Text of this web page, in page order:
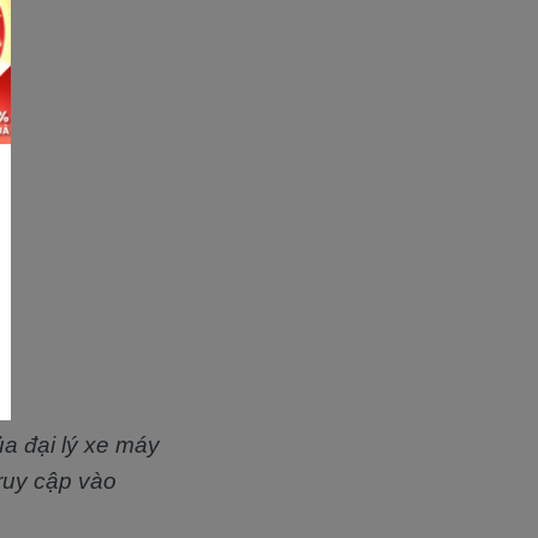
đại lý xe máy
cập vào